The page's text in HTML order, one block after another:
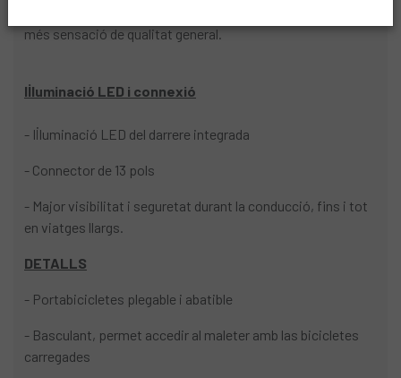
més sensació de qualitat general.
Il·luminació LED i connexió
- Il·luminació LED del darrere integrada
- Connector de 13 pols
- Major visibilitat i seguretat durant la conducció, fins i tot
en viatges llargs.
DETALLS
- Portabicicletes plegable i abatible
- Basculant, permet accedir al maleter amb las bicicletes
carregades